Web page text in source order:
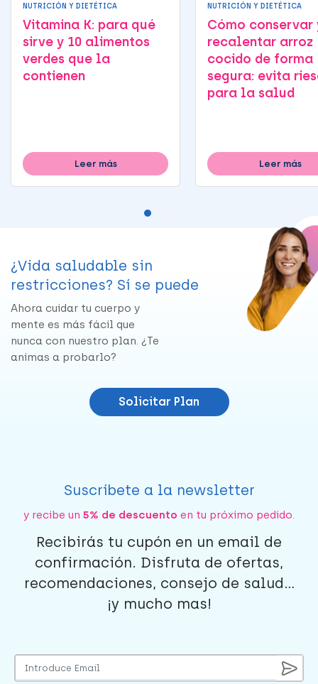
NUTRICIÓN Y DIETÉTICA
Vitamina K: para qué
sirve y 10 alimentos
verdes que la
contienen
Leer más
NUTRICIÓN Y DIETÉTICA
Cómo conservar
recalentar arroz
cocido de forma
segura: evita
para la salud
Leer más
¿Vida saludable sin
restricciones? Sí se puede
Ahora cuidar tu cuerpo y
mente es más fácil que
nunca con nuestro plan. ¿Te
animas a probarlo?
Solicitar Plan
Suscríbete a la newsletter
y recibe un 5% de descuento en tu próximo pedido.
Recibirás tu cupón en un email de
confirmación. Disfruta de ofertas,
recomendaciones, consejo de salud...
¡y mucho mas!